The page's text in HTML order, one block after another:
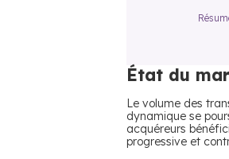
État du
Le volume des
dynamique se
acquéreurs
progressive et